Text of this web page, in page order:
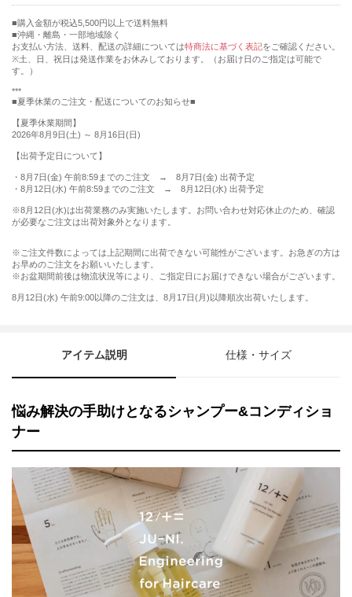
購入金額が税込5,500円以上で送料無料
沖縄・離島・一部地域除く
お支払い方法、送料、配送の詳細については特商法に基づく表記をご確認ください。
※土、日、祝日は発送作業をお休みしております。（お届け日のご指定は可能で
す。）
***
■夏季休業のご注文・配送についてのお知らせ■
【夏季休業期間】
2026年8月9日(土) ～ 8月16日(日)
【出荷予定日について】
・8月7日(金) 午前8:59までのご注文 → 8月7日(金) 出荷予定
・8月12日(水) 午前8:59までのご注文 → 8月12日(水) 出荷予定
※8月12日(水)は出荷業務のみ実施いたします。お問い合わせ対応休止のため、確認
が必要なご注文は出荷対象外となります。
※ご注文件数によっては上記期間に出荷できない可能性がございます。お急ぎの方は
お早めのご注文をお願いいたします。
※お盆期間前後は物流状況等により、ご指定日にお届けできない場合がございます。
8月12日(水) 午前9:00以降のご注文は、8月17日(月)以降順次出荷いたします。
アイテム説明 仕様・サイズ
悩み解決の手助けとなるシャンプー&コンディショ
ナー